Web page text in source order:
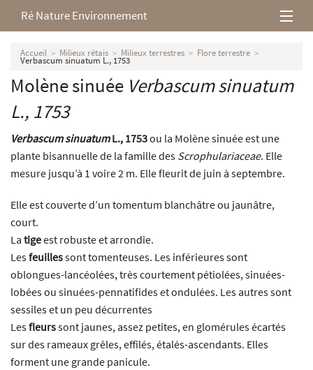
Ré Nature Environnement
L’association
Milieux rétais
Nos parutions
Accueil Milieux rétais Milieux terrestres Flore terrestre
Verbascum sinuatum L., 1753
Molène sinuée Verbascum sinuatum
L., 1753
Verbascum sinuatumL., 1753ou la Molène sinuée est une
plante bisannuelle de la famille des Scrophulariaceae. Elle
mesure jusqu’à 1 voire 2 m. Elle fleurit de juin à septembre.
Elle est couverte d’un tomentum blanchâtre ou jaunâtre,
court.
La tigeest robuste et arrondie.
Lesfeuillessont tomenteuses. Les inférieures sont
oblongues-lancéolées, très courtement pétiolées, sinuées-
lobées ou sinuées-pennatifides et ondulées. Les autres sont
sessiles et un peu décurrentes
Lesfleurssont jaunes, assez petites, en glomérules écartés
sur des rameaux grêles, effilés, étalés-ascendants. Elles
forment une grande panicule.